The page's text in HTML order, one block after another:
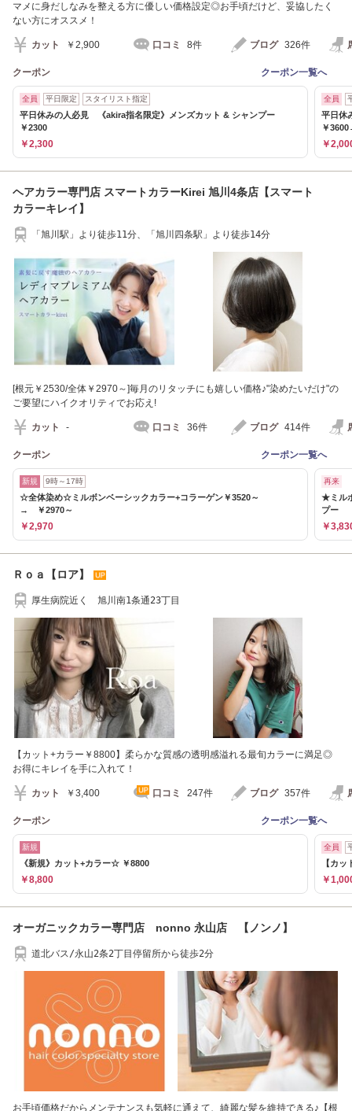
マメに身だしなみを整える方に優しい価格設定◎お手頃だけど、妥協したく
ない方にオススメ！
カット ￥2,900 口コミ 8件 ブログ 326件
クーポン クーポン一覧へ
全員 平日限定 スタイリスト指定
平日休みの人必見 《akira指名限定》メンズカット & シャンプー
￥2300
￥2,300
全員
平日休
￥
￥
ヘアカラー専門店 スマートカラーKirei 旭川4条店【スマート
カラーキレイ】
「旭川駅」より徒歩11分、「旭川四条駅」より徒歩14分
[根元￥2530/全体￥2970～]毎月のリタッチにも嬉しい価格♪"染めたいだけ"の
ご要望にハイクオリティでお応え!
カット - 口コミ 36件 ブログ 414件
クーポン クーポン一覧へ
新規 9時～17時
☆全体染め☆ミルボンベーシックカラー+コラーゲン￥3520～
→ ￥2970～
￥2,970
再来
★ミル
プー
￥
Ｒｏａ【ロア】
厚生病院近く 旭川南1条通23丁目
【カット+カラー￥8800】柔らかな質感の透明感溢れる最旬カラーに満足◎
お得にキレイを手に入れて！
カット ￥3,400 口コミ 247件 ブログ 357件
クーポン クーポン一覧へ
新規
《新規》カット+カラー☆ ￥8800
￥8,800
全員
【カ
￥
オーガニックカラー専門店 nonno 永山店 【ノンノ】
道北バス/永山2条2丁目停留所から徒歩2分
お手頃価格だからメンテナンスも気軽に通えて、綺麗な髪を維持できる♪【根